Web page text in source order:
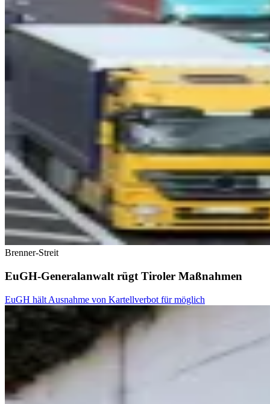
Brenner-Streit
EuGH-Generalanwalt rügt Tiroler Maßnahmen
EuGH hält Ausnahme von Kartellverbot für möglich